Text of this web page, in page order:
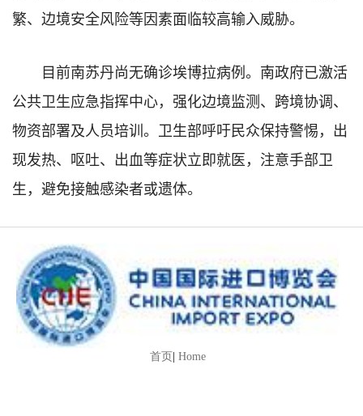
繁、边境安全风险等因素面临较高输入威胁。
目前南苏丹尚无确诊埃博拉病例。南政府已激活
公共卫生应急指挥中心，强化边境监测、跨境协调、
物资部署及人员培训。卫生部呼吁民众保持警惕，出
现发热、呕吐、出血等症状立即就医，注意手部卫
生，避免接触感染者或遗体。
首页| Home